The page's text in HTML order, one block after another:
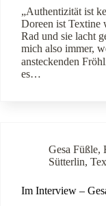
„Authentizität ist
Doreen ist Textine
Rad und sie lacht
mich also immer,
ansteckenden
es…
Gesa Füßle,
Sütterlin,
Im Interview –